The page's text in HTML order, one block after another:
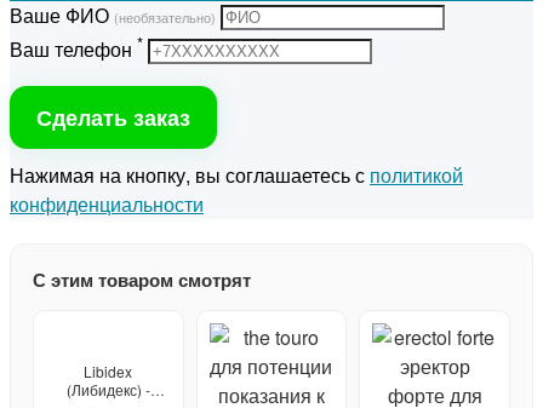
Ваше ФИО (необязательно)
Ваш телефон *
Сделать заказ
Нажимая на кнопку, вы соглашаетесь с политикой
конфиденциальности
С этим товаром смотрят
Libidex
(Либидекс) -